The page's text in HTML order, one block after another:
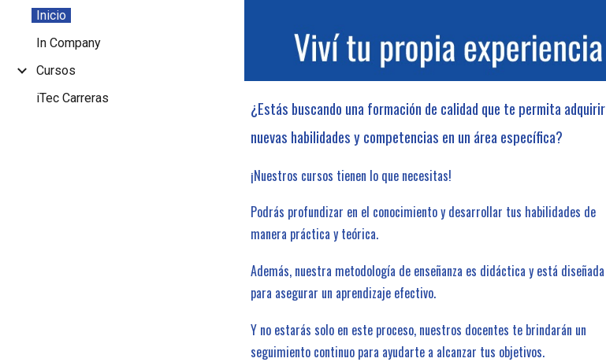
Inicio
In Company
Cursos
iTec Carreras
¿Estás buscando una formación de calidad que te permita adquirir
nuevas habilidades y competencias en un área específica?
¡Nuestros cursos tienen lo que necesitas!
Podrás profundizar en el conocimiento y desarrollar tus habilidades de
manera práctica y teórica.
Además, nuestra metodología de enseñanza es didáctica y está diseñada
para asegurar un aprendizaje efectivo.
Y no estarás solo en este proceso, nuestros docentes te brindarán un
seguimiento continuo para ayudarte a alcanzar tus objetivos.